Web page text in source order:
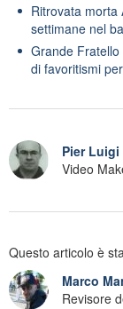
Ritrovata morta
settimane nel
Grande
di favoritismi
Pier
Video
Questo articolo è
Marco
Revisore